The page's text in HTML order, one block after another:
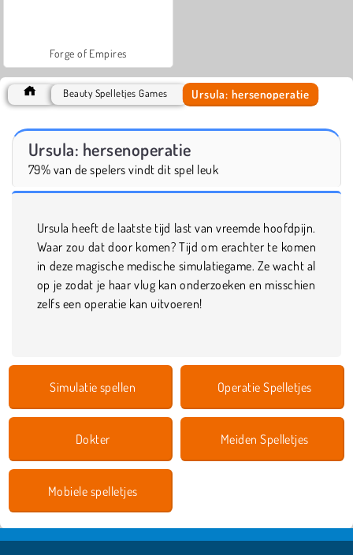
Forge of Empires
Beauty Spelletjes Games Ursula: hersenoperatie
Ursula: hersenoperatie
79% van de spelers vindt dit spel leuk
Ursula heeft de laatste tijd last van vreemde hoofdpijn.
Waar zou dat door komen? Tijd om erachter te komen
in deze magische medische simulatiegame. Ze wacht al
op je zodat je haar vlug kan onderzoeken en misschien
zelfs een operatie kan uitvoeren!
Simulatie spellen Operatie Spelletjes
Dokter Meiden Spelletjes
Mobiele spelletjes